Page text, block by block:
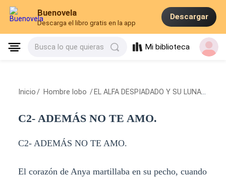
Buenovela
Descarga el libro gratis en la app
Descargar
Busca lo que quieras Mi biblioteca
Inicio / Hombre lobo / EL ALFA DESPIADADO Y SU LUNA FALSA.
C2- ADEMÁS NO TE AMO.
C2- ADEMÁS NO TE AMO.
El corazón de Anya martillaba en su pecho, cuando